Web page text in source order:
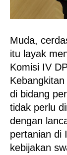
Muda,
itu layak
Komisi IV
di bidang
tidak perlu
dengan
pertanian di
kebijakan